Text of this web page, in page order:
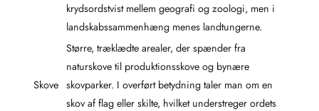
krydsordstvist mellem geografi og zoologi, men i
landskabssammenhæng menes landtungerne.
Skove
Større, træklædte arealer, der spænder fra
naturskove til produktionsskove og bynære
skovparker. I overført betydning taler man om en
skov af flag eller skilte, hvilket understreger ordets